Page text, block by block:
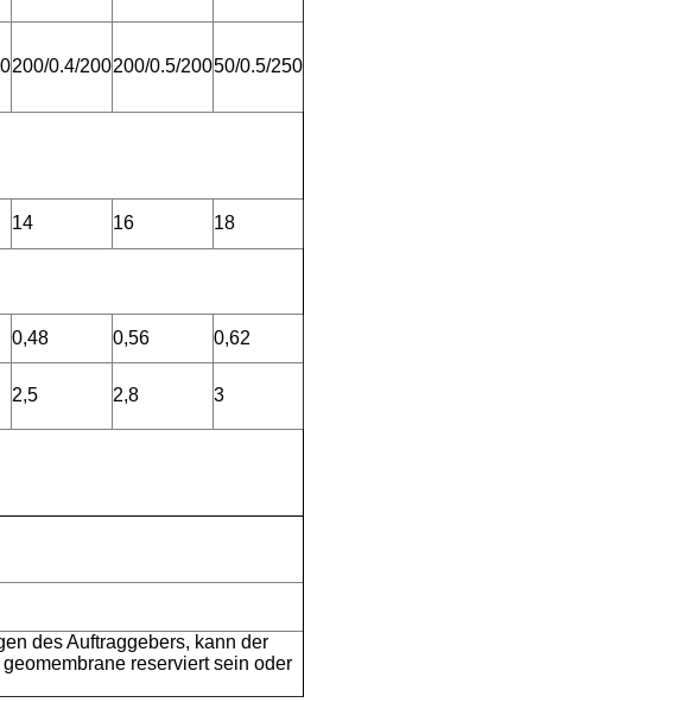
200/0.4/200200/0.5/20050/0.5/250
14 16
18
0,48 0,56
0,62
2,5 2,8 3
des Auftraggebers, kann der
reserviert sein oder